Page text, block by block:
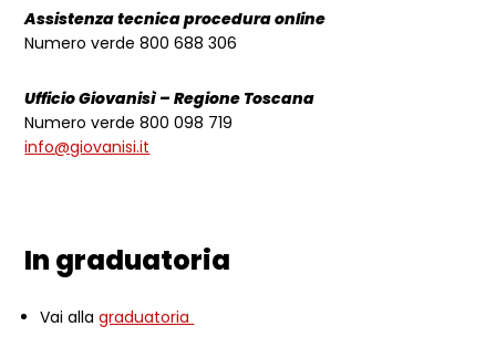
Assistenza tecnica procedura online
Numero verde 800 688 306
Ufficio Giovanisì – Regione Toscana
Numero verde 800 098 719
info@giovanisi.it
In graduatoria
Vai allagraduatoria